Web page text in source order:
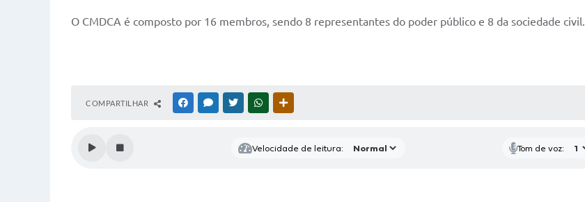
O CMDCA é composto por 16 membros, sendo 8 representantes do poder público e 8 da sociedade civil.
COMPARTILHAR FACEBOOKMESSENGER
TWITTERWHATSAPP
Velocidade de leitura: Tom de voz: